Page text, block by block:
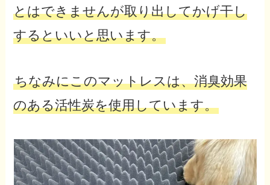
とはできませんが取り出してかげ干し
するといいと思います。
ちなみにこのマットレスは、消臭効果
のある活性炭を使用しています。